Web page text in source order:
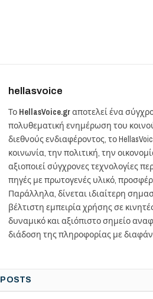
hellasvoice
Το HellasVoice.grαποτελεί ένα
πολυθεματική ενημέρωση του
διεθνούς ενδιαφέροντος, το
κοινωνία, την πολιτική, την
αξιοποιεί σύγχρονες τεχνολογίες
πηγές με πρωτογενές υλικό,
Παράλληλα, δίνεται ιδιαίτερη
βέλτιστη εμπειρία χρήσης σε
δυναμικό και αξιόπιστο σημείο
διάδοση της πληροφορίας με
POSTS